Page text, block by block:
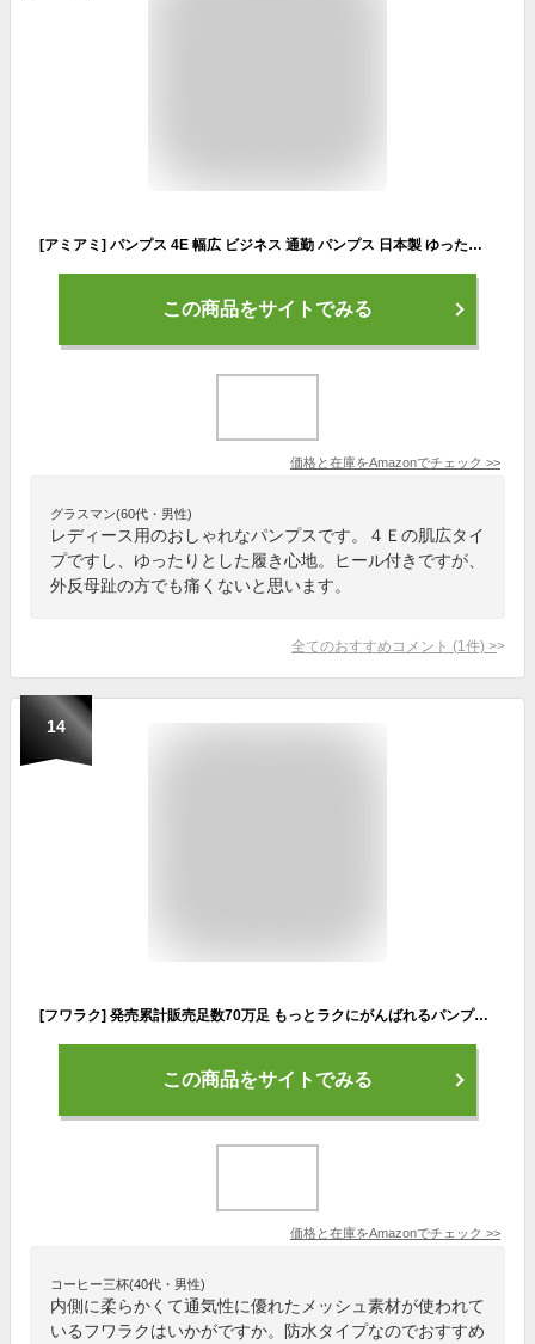
[アミアミ] パンプス 4E 幅広 ビジネス 通勤 パンプス 日本製 ゆったり 快適 疲れにくい 痛くない 外反母趾 AM4101 (24.5cm, ブラック(スムース))
この商品をサイトでみる
価格と在庫をAmazonでチェック >>
グラスマン(60代・男性)
レディース用のおしゃれなパンプスです。４Ｅの肌広タイ
プですし、ゆったりとした履き心地。ヒール付きですが、
外反母趾の方でも痛くないと思います。
全てのおすすめコメント (1 件) >
14
[フワラク] 発売累計販売足数70万足 もっとラクにがんばれるパンプス ブラック 24.5 cm 5E
この商品をサイトでみる
価格と在庫をAmazonでチェック >>
コーヒー三杯(40代・男性)
内側に柔らかくて通気性に優れたメッシュ素材が使われて
いるフワラクはいかがですか。防水タイプなのでおすすめ